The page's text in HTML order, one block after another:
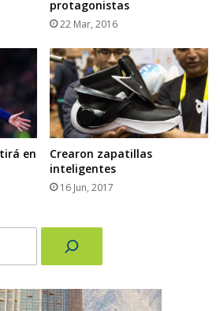
protagonistas
22 Mar, 2016
en
Crearon zapatillas
inteligentes
16 Jun, 2017